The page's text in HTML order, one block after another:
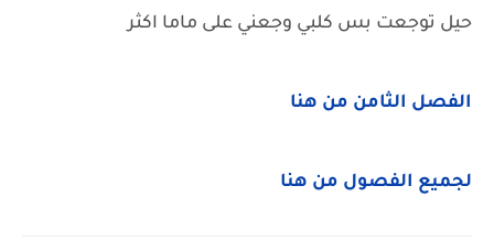
حيل توجعت بس كلبي وجعني على ماما اكثر
الفصل الثامن من هنا
لجميع الفصول من هنا